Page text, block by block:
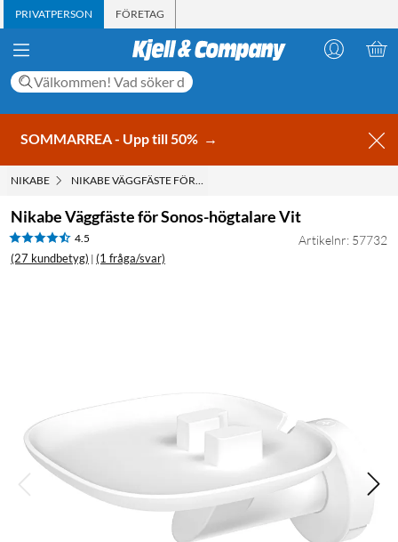
PRIVATPERSON FÖRETAG
SOMMARREA - Upp till 50% →
NIKABE NIKABE VÄGGFÄSTE FÖR SONOS-HÖGTALARE VIT
Nikabe Väggfäste för Sonos-högtalare Vit
4.5
(27 kundbetyg) | (1 fråga/svar)
Artikelnr: 57732